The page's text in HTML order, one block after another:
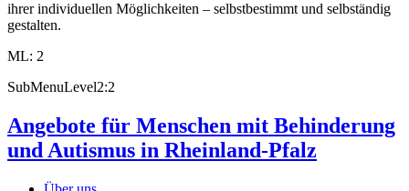
ihrer individuellen Möglichkeiten – selbstbestimmt und selbständig
gestalten.
ML: 2
SubMenuLevel2:2
Angebote für Menschen mit Behinderung
und Autismus in Rheinland-Pfalz